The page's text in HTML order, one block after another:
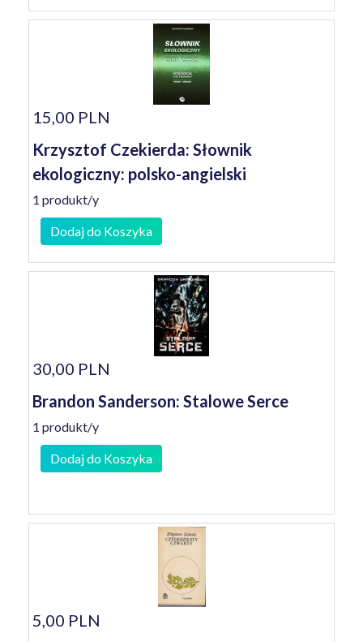
15,00 PLN
Krzysztof Czekierda: Słownik
ekologiczny: polsko-angielski
1 produkt/y
Dodaj do Koszyka
30,00 PLN
Brandon Sanderson: Stalowe Serce
1 produkt/y
Dodaj do Koszyka
5,00 PLN